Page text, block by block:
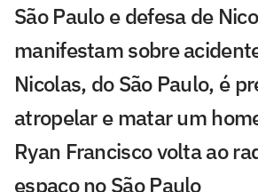
São Paulo e defesa de
manifestam sobre
Nicolas, do São Paulo, é
atropelar e matar um
Ryan Francisco volta ao
espaço no São Paulo